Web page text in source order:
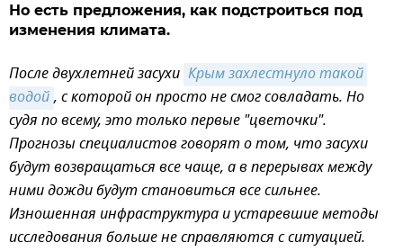
Но есть предложения, как подстроиться под
изменения климата.
После двухлетней засухи Крым захлестнуло такой
водой, с которой он просто не смог совладать. Но
судя по всему, это только первые "цветочки".
Прогнозы специалистов говорят о том, что засухи
будут возвращаться все чаще, а в перерывах между
ними дожди будут становиться все сильнее.
Изношенная инфраструктура и устаревшие методы
исследования больше не справляются с ситуацией.